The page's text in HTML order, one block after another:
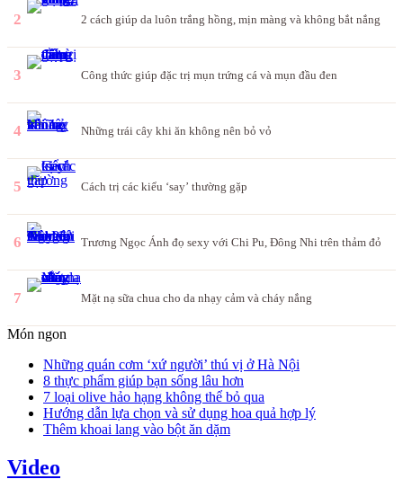
2 2 cách giúp da luôn trắng hồng, mịn màng và không bắt nắng
3 Công thức giúp đặc trị mụn trứng cá và mụn đầu đen
4 Những trái cây khi ăn không nên bỏ vỏ
5 Cách trị các kiểu ‘say’ thường gặp
6 Trương Ngọc Ánh đọ sexy với Chi Pu, Đông Nhi trên thảm đỏ
7 Mặt nạ sữa chua cho da nhạy cảm và cháy nắng
Món ngon
Những quán cơm ‘xứ người’ thú vị ở Hà Nội
8 thực phẩm giúp bạn sống lâu hơn
7 loại olive hảo hạng không thể bỏ qua
Hướng dẫn lựa chọn và sử dụng hoa quả hợp lý
Thêm khoai lang vào bột ăn dặm
Video